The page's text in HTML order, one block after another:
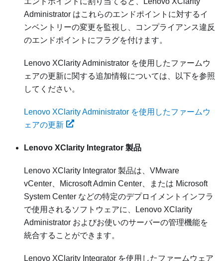
Administrator はこれらのエンドポイントに対するイ
ンベントリーの変更を監視し、コンプライアンス違反
のエンドポイントにフラグを付けます。
Lenovo XClarity Administrator を使用したファームウ
ェアの更新に関する追加情報については、以下を参照
してください。
Lenovo XClarity Administrator を使用したファームウ
ェアの更新
Lenovo XClarity Integrator 製品
Lenovo XClarity Integrator 製品は、VMware
vCenter、Microsoft Admin Center、または Microsoft
System Center などの特定のデプロイメントインフラ
で使用されるソフトウェアに、
Lenovo XClarity
Administrator およびお使いのサーバーの管理機能を
統合することができます。
Lenovo XClarity Integrator を使用したファームウェア